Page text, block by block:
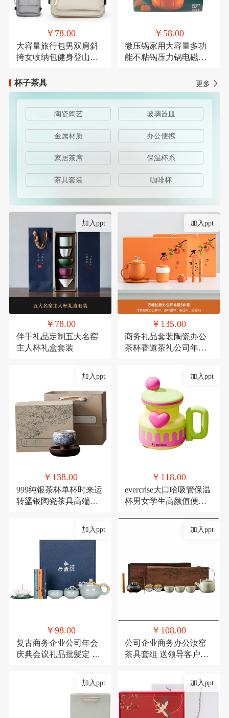
￥78.00
大容量旅行包男双肩斜
挎女收纳包健身登山运
￥58.00
微压锅家用大容量多功
能不粘锅压力锅电磁炉
杯子茶具
更多
陶瓷陶艺 玻璃器皿
金属材质 办公便携
家居茶席 保温杯系
茶具套装 咖啡杯
加入ppt
￥78.00
伴手礼品定制五大名窑
主人杯礼盒套装
加入ppt
￥135.00
商务礼品套装陶瓷办公
茶杯香道茶礼公司年会
加入ppt
￥138.00
999纯银茶杯单杯时来运
转鎏银陶瓷茶具高端主
加入ppt
￥118.00
evercrise大口哈吸管保温
杯男女学生高颜值便携
加入ppt
￥98.00
复古商务企业公司年会
庆典会议礼品批髪定 制
加入ppt
￥108.00
公司企业商务办公汝窑
茶具套组 送领导客户实
加入ppt 加入ppt